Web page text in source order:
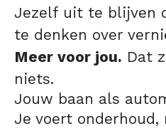
Jezelf uit te blijven
te denken over
Meer voor jou. Dat
niets.
Jouw baan als
Je voert onderhoud,